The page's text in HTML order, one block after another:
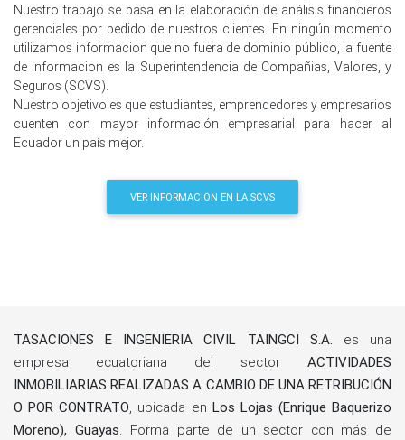
Nuestro trabajo se basa en la elaboración de análisis financieros
gerenciales por pedido de nuestros clientes. En ningún momento
utilizamos informacion que no fuera de dominio público, la fuente
de informacion es la Superintendencia de Compañias, Valores, y
Seguros (SCVS).
Nuestro objetivo es que estudiantes, emprendedores y empresarios
cuenten con mayor información empresarial para hacer al
Ecuador un país mejor.
VER INFORMACIÓN EN LA SCVS
TASACIONES E INGENIERIA CIVIL TAINGCI S.A. es una
empresa ecuatoriana del sector ACTIVIDADES
INMOBILIARIAS REALIZADAS A CAMBIO DE UNA RETRIBUCIÓN
O POR CONTRATO, ubicada en Los Lojas (Enrique Baquerizo
Moreno), Guayas. Forma parte de un sector con más de